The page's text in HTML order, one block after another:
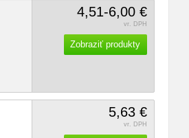
4,51-6,00 €
vr. DPH
Zobraziť produkty
5,63 €
vr. DPH